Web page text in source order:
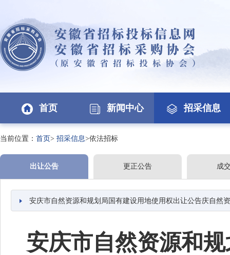
首页 新闻中心 招采信息
当前位置： 首页> 招采信息>依法招标
出让公告 更正公告 成
安庆市自然资源和规划局国有建设用地使用权出让公告庆自然
安庆市自然资源和